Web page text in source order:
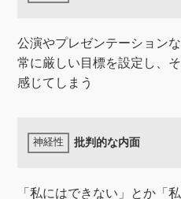
公演やプレゼンテーション
常に厳しい目標を設定し、
感じてしまう
批判的な内面
「私にはできない」とか「